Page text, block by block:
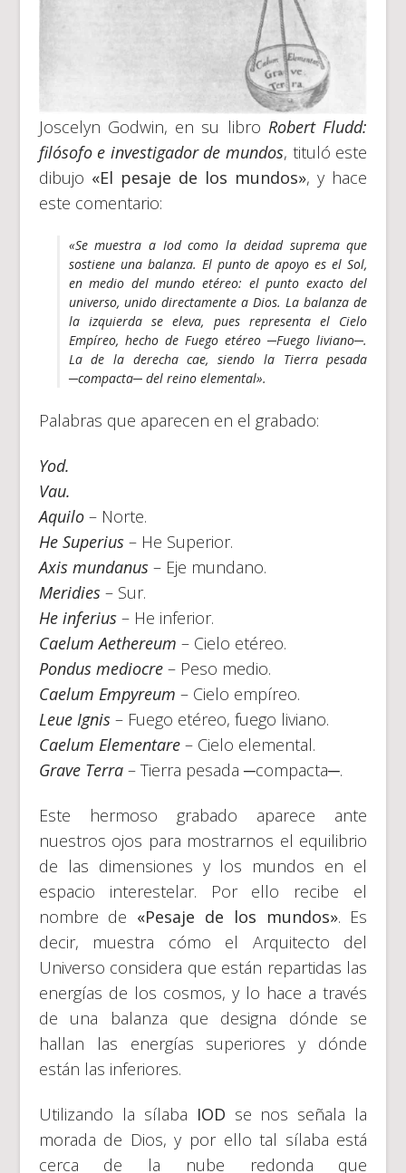
Joscelyn Godwin, en su libroRobert Fludd:
filósofo e investigador de mundos, tituló este
dibujo «El pesaje de los mundos», y hace
este comentario:
«Se muestra a Iodcomo la deidad suprema que
sostiene una balanza. El punto de apoyo es el Sol,
en medio del mundo etéreo: el punto exacto del
universo, unido directamente a Dios. La balanza de
la izquierda se eleva, pues representa el Cielo
Empíreo, hecho de Fuego etéreo ─Fuego liviano─.
La de la derecha cae, siendo la Tierra pesada
─compacta─ del reino elemental».
Palabras que aparecen en el grabado:
Yod.
Vau.
Aquilo– Norte.
He Superius– He Superior.
Axis mundanus– Eje mundano.
Meridies– Sur.
He inferius– He inferior.
Caelum Aethereum – Cielo etéreo.
Pondus mediocre– Peso medio.
Caelum Empyreum – Cielo empíreo.
Leue Ignis– Fuego etéreo, fuego liviano.
Caelum Elementare– Cielo elemental.
Grave Terra– Tierra pesada ─compacta─.
Este hermoso grabado aparece ante
nuestros ojos para mostrarnos el equilibrio
de las dimensiones y los mundos en el
espacio interestelar. Por ello recibe el
nombre de «Pesaje de los mundos». Es
decir, muestra cómo el Arquitecto del
Universo considera que están repartidas las
energías de los cosmos, y lo hace a través
de una balanza que designa dónde se
hallan las energías superiores y dónde
están las inferiores.
Utilizando la sílaba IOD se nos señala la
morada de Dios, y por ello tal sílaba está
cerca de la nube redonda que